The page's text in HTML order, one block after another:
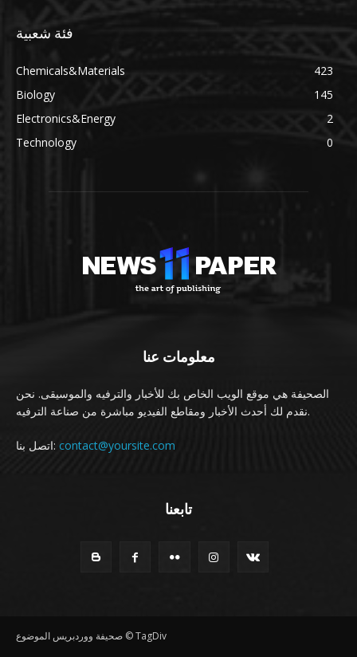
فئة شعبية
Chemicals&Materials
423
Biology
145
Electronics&Energy
2
Technology
0
معلومات عنا
الصحيفة هي موقع الويب الخاص بك للأخبار والترفيه والموسيقى. نحن
نقدم لك أحدث الأخبار ومقاطع الفيديو مباشرة من صناعة الترفيه.
اتصل بنا: contact@yoursite.com
تابعنا
صحيفة ووردبريس الموضوع © TagDiv